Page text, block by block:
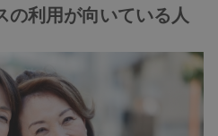
の利用が向いている人